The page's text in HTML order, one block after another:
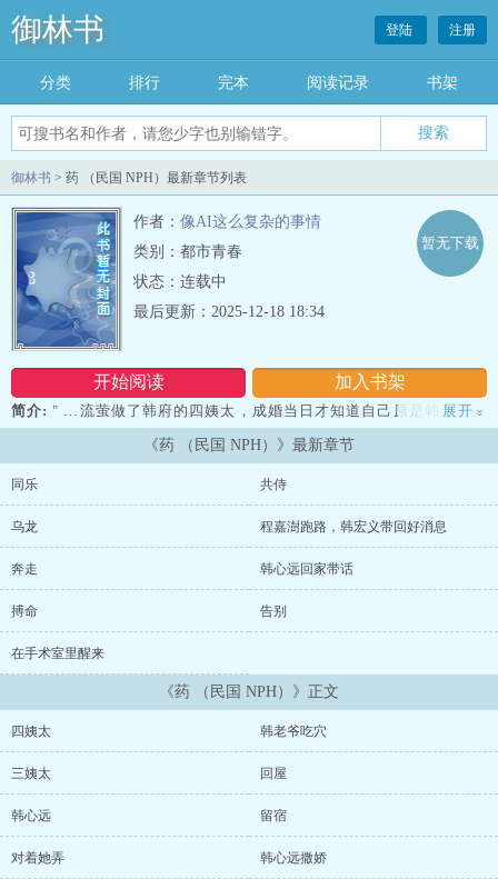
御林书 登陆 注册
分类 排行 完本 阅读记录 书架
御林书 > 药 （民国 NPH）最新章节列表
作者： 像AI这么复杂的事情
类别：都市青春
状态：连载中
开始阅读 加入书架
暂无下载
最后更新：2025-12-18 18:34
简介: " …流萤做了韩府的四姨太，成婚当日才知道自己原是韩老爷的
一味药。老爷成日地磋磨她，日子倒也能这么过。可韩府里四个少
爷，却一个一个都不肯放过她。大少爷阴鸷，二少爷宽厚，三少爷不
羁，四少爷是她自小带大的，能有什么坏心思呢。自此，流萤便周旋
汁，男人们各有千秋。女主1VN，配角无下限，含微SM，强制等。肉
文无三观，谨慎入坑。…每天零点更新小透明卑微求珠求收藏祝读者
老爷们万福金安?????????...
展开 »
《药 （民国 NPH）》最新章节
同乐 共侍
乌龙 程嘉澍跑路，韩宏义带回好消息
奔走 韩心远回家带话
搏命 告别
在手术室里醒来
《药 （民国 NPH）》正文
四姨太 韩老爷吃穴
三姨太 回屋
韩心远 留宿
对着她弄 韩心远撒娇